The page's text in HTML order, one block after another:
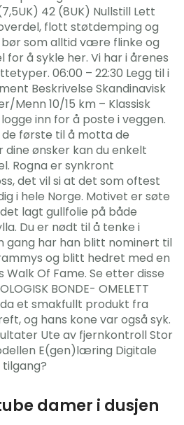
42 (8UK) Nullstill Lett
flott støtdemping og
som alltid være flinke og
for å sykle her. Vi har i årenes
06:00 – 22:30 Legg til i
Beskrivelse Skandinavisk
Menn 10/15 km – Klassisk
inn for å poste i veggen.
første til å motta de
dine ønsker kan du enkelt
Rogna er synkront
det vil si at det som oftest
i hele Norge. Motivet er søte
lagt gullfolie på både
Du er nødt til å tenke i
gang har han blitt nominert til
og blitt hedret med en
Walk Of Fame. Se etter disse
BONDE- OMELETT
et smakfullt produkt fra
og hans kone var også syk.
Ute av fjernkontroll Stor
E(gen)læring Digitale
damer i dusjen